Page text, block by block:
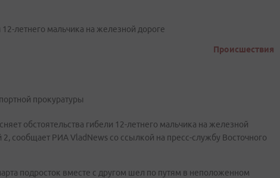
летнего мальчика на железной дороге
Происшествия
прокуратуры
обстоятельства гибели 12-летнего мальчика на железной
сообщает РИА VladNews со ссылкой на пресс-службу Восточного
подросток вместе с другом шел по путям в неположенном